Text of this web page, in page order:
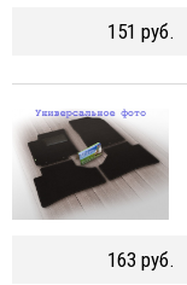
151 руб.
163 руб.